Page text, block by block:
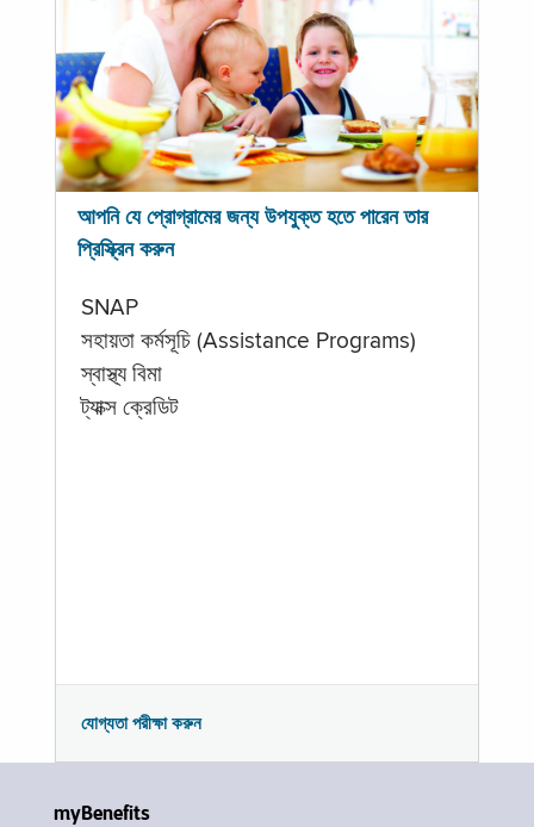
আপনি যে প্রোগ্রামের জন্য উপযুক্ত হতে পারেন তার
প্রিস্ক্রিন করুন
SNAP
সহায়তা কর্মসূচি (Assistance Programs)
স্বাস্থ্য বিমা
ট্যাক্স ক্রেডিট
যোগ্যতা পরীক্ষা করুন
myBenefits